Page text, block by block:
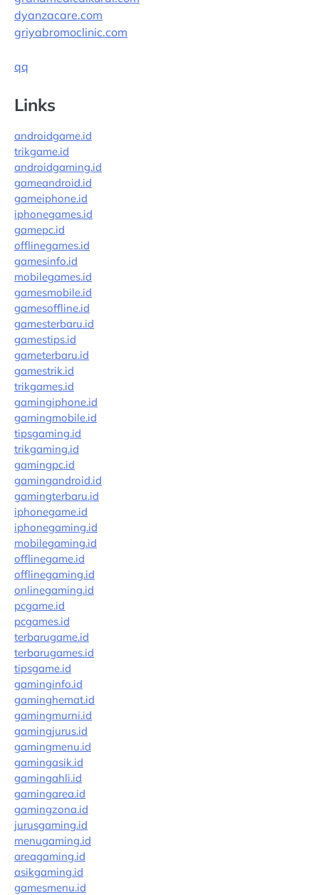
dyanzacare.com
griyabromoclinic.com
qq
Links
androidgame.id
trikgame.id
androidgaming.id
gameandroid.id
gameiphone.id
iphonegames.id
gamepc.id
offlinegames.id
gamesinfo.id
mobilegames.id
gamesmobile.id
gamesoffline.id
gamesterbaru.id
gamestips.id
gameterbaru.id
gamestrik.id
trikgames.id
gamingiphone.id
gamingmobile.id
tipsgaming.id
trikgaming.id
gamingpc.id
gamingandroid.id
gamingterbaru.id
iphonegame.id
iphonegaming.id
mobilegaming.id
offlinegame.id
offlinegaming.id
onlinegaming.id
pcgame.id
pcgames.id
terbarugame.id
terbarugames.id
tipsgame.id
gaminginfo.id
gaminghemat.id
gamingmurni.id
gamingjurus.id
gamingmenu.id
gamingasik.id
gamingahli.id
gamingarea.id
gamingzona.id
jurusgaming.id
menugaming.id
areagaming.id
asikgaming.id
gamesmenu.id